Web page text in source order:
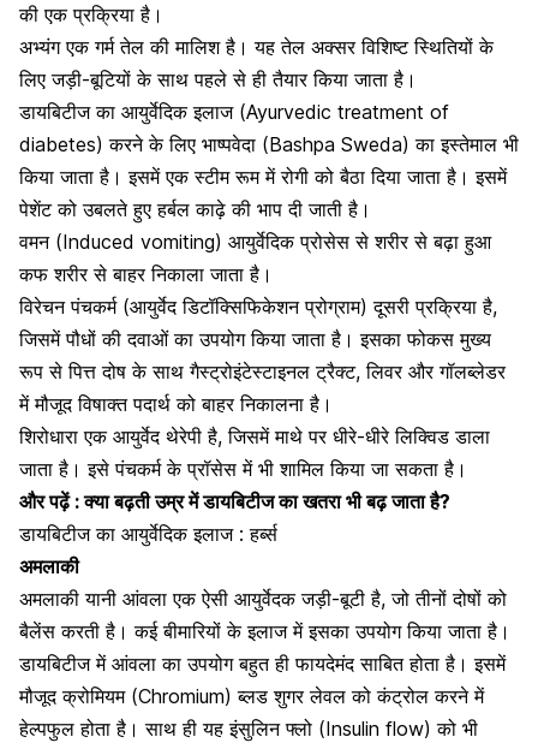
की एक प्रक्रिया है।
अभ्यंग एक गर्म तेल की मालिश है। यह तेल अक्सर विशिष्ट स्थितियों के
लिए जड़ी-बूटियों के साथ पहले से ही तैयार किया जाता है।
डायबिटीज का आयुर्वेदिक इलाज (Ayurvedic treatment of
diabetes) करने के लिए भाष्पवेदा (Bashpa Sweda) का इस्तेमाल भी
किया जाता है। इसमें एक स्टीम रूम में रोगी को बैठा दिया जाता है। इसमें
पेशेंट को उबलते हुए हर्बल काढ़े की भाप दी जाती है।
वमन (Induced vomiting) आयुर्वेदिक प्रोसेस से शरीर से बढ़ा हुआ
कफ शरीर से बाहर निकाला जाता है।
विरेचन पंचकर्म (आयुर्वेद डिटॉक्सिफिकेशन प्रोग्राम) दूसरी प्रक्रिया है,
जिसमें पौधों की दवाओं का उपयोग किया जाता है। इसका फोकस मुख्य
रूप से पित्त दोष के साथ गैस्ट्रोइंटेस्टाइनल ट्रैक्ट, लिवर और गॉलब्लेडर
में मौजूद विषाक्त पदार्थ को बाहर निकालना है।
शिरोधारा एक आयुर्वेद थेरेपी है, जिसमें माथे पर धीरे-धीरे लिक्विड डाला
जाता है। इसे पंचकर्म के प्रॉसेस में भी शामिल किया जा सकता है।
और पढ़ें :क्या बढ़ती उम्र में डायबिटीज का खतरा भी बढ़ जाता है?
डायबिटीज का आयुर्वेदिक इलाज : हर्ब्स
अमलाकी
अमलाकी यानी आंवला एक ऐसी आयुर्वेदक जड़ी-बूटी है, जो तीनों दोषों को
बैलेंस करती है। कई बीमारियों के इलाज में इसका उपयोग किया जाता है।
डायबिटीज में आंवला का उपयोग बहुत ही फायदेमंद साबित होता है। इसमें
मौजूद क्रोमियम (Chromium)ब्लड शुगर लेवलको कंट्रोल करने में
हेल्पफुल होता है। साथ ही यह इंसुलिन फ्लो (Insulin flow) को भी